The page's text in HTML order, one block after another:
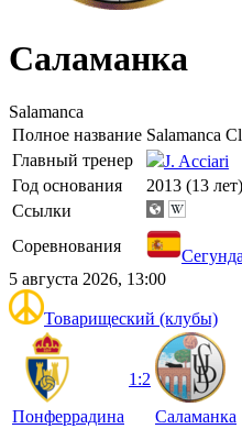
Саламанка
Salamanca
Полное название Salamanca
Главный тренер
J. Acciari
Год основания
2013 (13 лет)
Ссылки
Соревнования
5 августа 2026, 13:00
Товарищеский (клубы)
Понферрадина
1:2
Саламанка